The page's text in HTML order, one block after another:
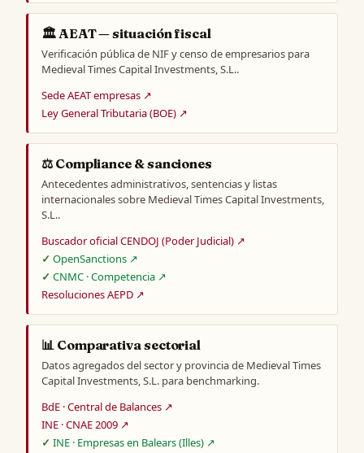
🏛️ AEAT — situación fiscal
Verificación pública de NIF y censo de empresarios para
Medieval Times Capital Investments, S.L..
Sede AEAT empresas ↗
Ley General Tributaria (BOE) ↗
⚖️ Compliance & sanciones
Antecedentes administrativos, sentencias y listas
internacionales sobre Medieval Times Capital Investments,
S.L..
Buscador oficial CENDOJ (Poder Judicial) ↗
OpenSanctions ↗
CNMC · Competencia ↗
Resoluciones AEPD ↗
📊 Comparativa sectorial
Datos agregados del sector y provincia de Medieval Times
Capital Investments, S.L. para benchmarking.
BdE · Central de Balances ↗
INE · CNAE 2009 ↗
INE · Empresas en Balears (Illes) ↗